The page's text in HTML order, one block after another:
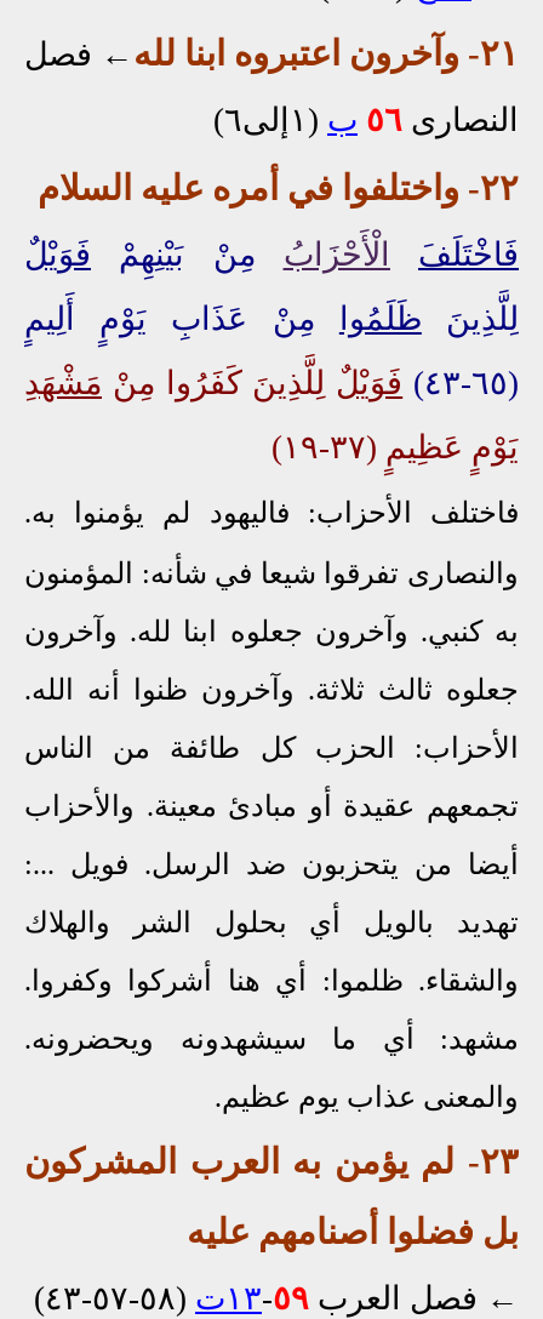
٢١- وآخرون اعتبروه ابنا لله ← فصل
النصارى ٥٦ ب (١إلى٦)
٢٢- واختلفوا في أمره عليه السلام
فَاخْتَلَفَ الْأَحْزَابُ مِنْ بَيْنِهِمْ فَوَيْلٌ
لِلَّذِينَ ظَلَمُوا
مِنْ عَذَابِ يَوْمٍ أَلِيمٍ
(٦٥-٤٣)
فَوَيْلٌ لِلَّذِينَ كَفَرُوا مِنْ مَشْهَدِ
يَوْمٍ عَظِيمٍ (٣٧-١٩)
فاختلف الأحزاب: فاليهود لم يؤمنوا به.
والنصارى تفرقوا شيعا في شأنه: المؤمنون
به كنبي. وآخرون جعلوه ابنا لله. وآخرون
جعلوه ثالث ثلاثة. وآخرون ظنوا أنه الله.
الأحزاب: الحزب كل طائفة من الناس
تجمعهم عقيدة أو مبادئ معينة. والأحزاب
أيضا من يتحزبون ضد الرسل. فويل ...:
تهديد بالويل أي بحلول الشر والهلاك
والشقاء. ظلموا: أي هنا أشركوا وكفروا.
مشهد: أي ما سيشهدونه ويحضرونه.
والمعنى عذاب يوم عظيم.
٢٣- لم يؤمن به العرب المشركون
بل فضلوا أصنامهم عليه
← فصل العرب ٥٩-١٣ت (٥٨-٥٧-٤٣)